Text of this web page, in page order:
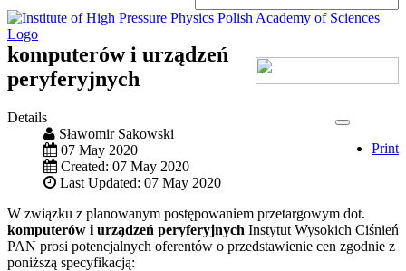
komputerów i urządzeń
peryferyjnych
Print
Details
Sławomir Sakowski
07 May 2020
Created: 07 May 2020
Last Updated: 07 May 2020
W związku z planowanym postępowaniem przetargowym dot.
komputerów i urządzeń peryferyjnych Instytut Wysokich Ciśnień
PAN prosi potencjalnych oferentów o przedstawienie cen zgodnie z
poniższą specyfikacją: